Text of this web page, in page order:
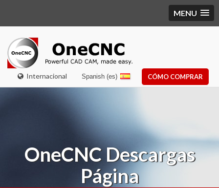
MENU
Internacional CÓMO COMPRAR
Spanish (es)
OneCNCDescargas
Página